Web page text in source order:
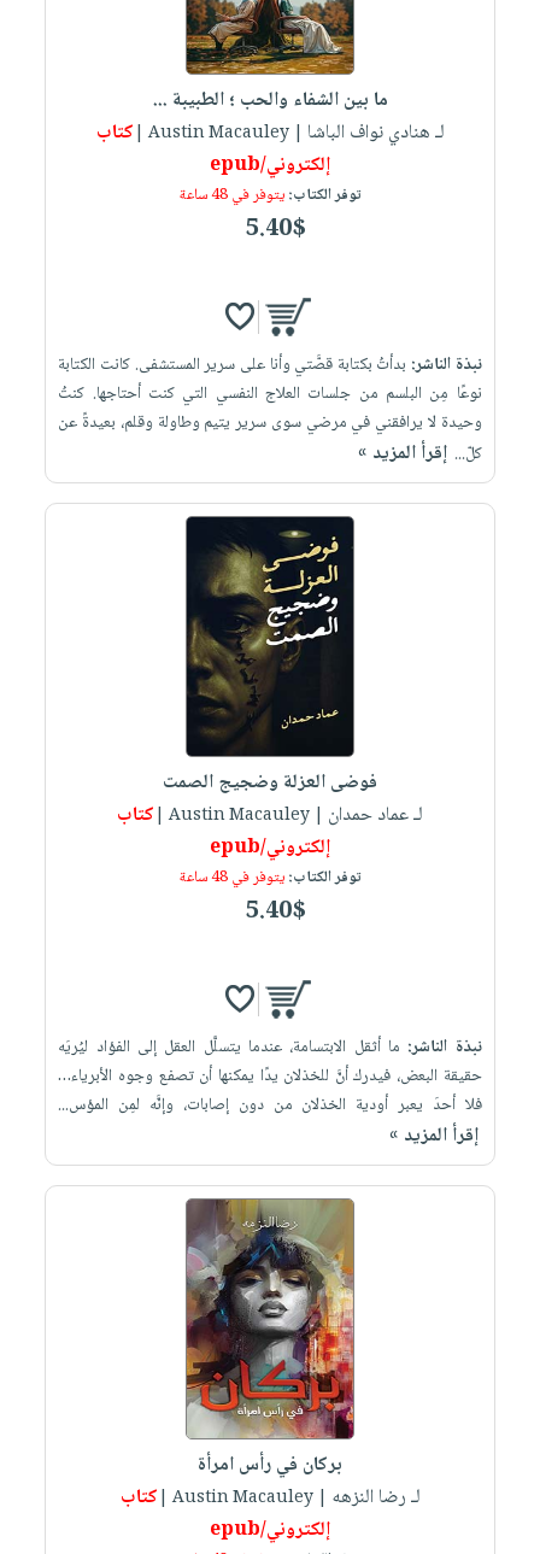
ما بين الشفاء والحب ؛ الطبيبة ...
لـ هنادي نواف الباشا | Austin Macauley |
كتاب
إلكتروني/epub
توفر الكتاب:يتوفر في 48 ساعة
5.40$
نبذة الناشر: بدأتُ بكتابة قصَّتي وأنا على سرير المستشفى. كانت الكتابة
نوعًا مِن البلسم من جلسات العلاج النفسي التي كنت أحتاجها. كنتُ
وحيدة لا يرافقني في مرضي سوى سرير يتيم وطاولة وقلم، بعيدةً عن
كلّ... إقرأ المزيد »
فوضى العزلة وضجيج الصمت
لـ عماد حمدان | Austin Macauley |
كتاب
إلكتروني/epub
توفر الكتاب:يتوفر في 48 ساعة
5.40$
نبذة الناشر: ما أثقل الابتسامة، عندما يتسلَّل العقل إلى الفؤاد ليُريَه
حقيقة البعض، فيدرك أنَّ للخذلان يدًا يمكنها أن تصفع وجوه الأبرياء…
فلا أحدَ يعبر أودية الخذلان من دون إصابات، وإنَّه لمِن المؤس...
إقرأ المزيد »
بركان في رأس امرأة
لـ رضا النزهه | Austin Macauley |
كتاب
إلكتروني/epub